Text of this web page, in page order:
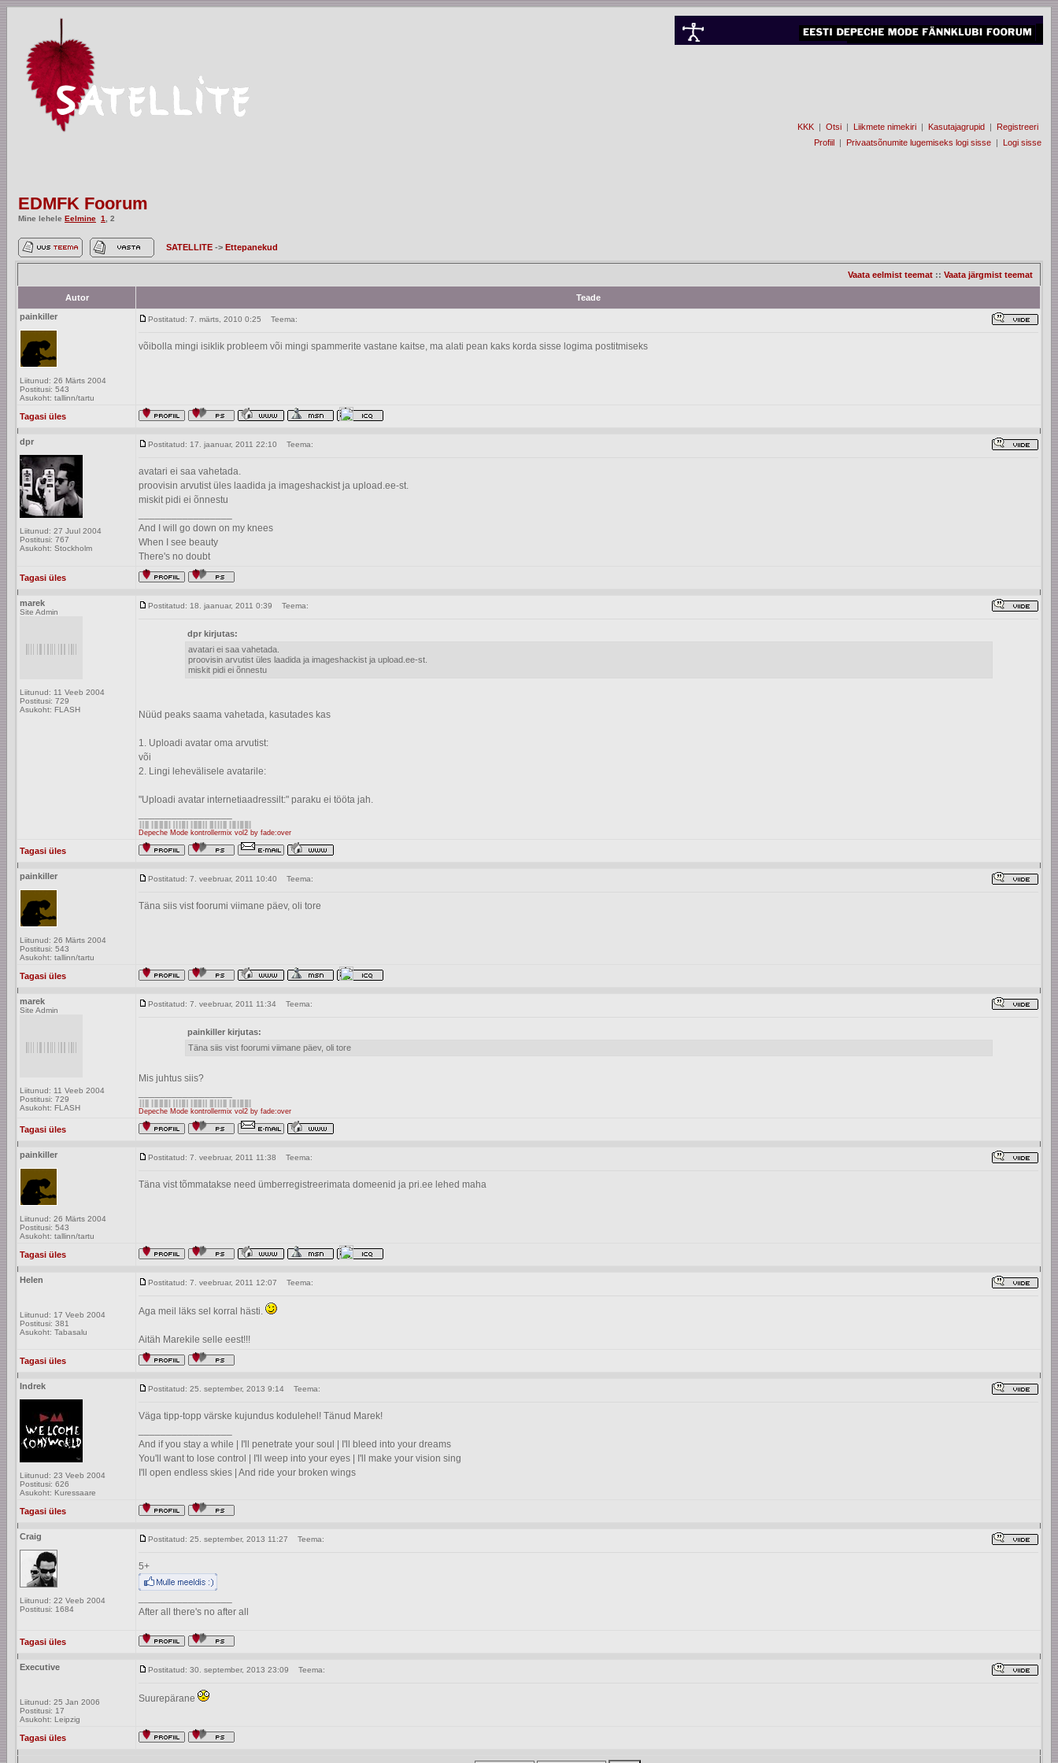
KKK | Otsi | Liikmete nimekiri | Kasutajagrupid | Registreeri
Profiil | Privaatsõnumite lugemiseks logi sisse | Logi sisse
EDMFK Foorum
Mine lehele Eelmine 1 2
SATELLITE -> Ettepanekud
Vaata eelmist teemat :: Vaata järgmist teemat
Autor
Teade
painkiller
Liitunud: 26 Märts 2004
Postitusi: 543
Asukoht: tallinn/tartu
Postitatud: 7. märts, 2010 0:25 Teema:
võibolla mingi isiklik probleem või mingi spammerite vastane kaitse, ma alati pean kaks korda sisse logima postitmiseks
Tagasi üles
dpr
Liitunud: 27 Juul 2004
Postitusi: 767
Asukoht: Stockholm
Postitatud: 17. jaanuar, 2011 22:10 Teema:
avatari ei saa vahetada.
proovisin arvutist üles laadida ja imageshackist ja upload.ee-st.
miskit pidi ei õnnestu
And I will go down on my knees
When I see beauty
There's no doubt
Tagasi üles
marek
Site Admin
Liitunud: 11 Veeb 2004
Postitusi: 729
Asukoht: FLASH
Postitatud: 18. jaanuar, 2011 0:39 Teema:
dpr kirjutas:
avatari ei saa vahetada.
proovisin arvutist üles laadida ja imageshackist ja upload.ee-st.
miskit pidi ei õnnestu
Nüüd peaks saama vahetada, kasutades kas
1. Uploadi avatar oma arvutist:
või
2. Lingi lehevälisele avatarile:
"Uploadi avatar internetiaadressilt:" paraku ei tööta jah.
Depeche Mode kontrollermix vol2 by fade:over
Tagasi üles
painkiller
Liitunud: 26 Märts 2004
Postitusi: 543
Asukoht: tallinn/tartu
Postitatud: 7. veebruar, 2011 10:40 Teema:
Täna siis vist foorumi viimane päev, oli tore
Tagasi üles
marek
Site Admin
Liitunud: 11 Veeb 2004
Postitusi: 729
Asukoht: FLASH
Postitatud: 7. veebruar, 2011 11:34 Teema:
painkiller kirjutas:
Täna siis vist foorumi viimane päev, oli tore
Mis juhtus siis?
Depeche Mode kontrollermix vol2 by fade:over
Tagasi üles
painkiller
Liitunud: 26 Märts 2004
Postitusi: 543
Asukoht: tallinn/tartu
Postitatud: 7. veebruar, 2011 11:38 Teema:
Täna vist tõmmatakse need ümberregistreerimata domeenid ja pri.ee lehed maha
Tagasi üles
Helen
Liitunud: 17 Veeb 2004
Postitusi: 381
Asukoht: Tabasalu
Postitatud: 7. veebruar, 2011 12:07 Teema:
Aga meil läks sel korral hästi.
Aitäh Marekile selle eest!!!
Tagasi üles
Indrek
Liitunud: 23 Veeb 2004
Postitusi: 626
Asukoht: Kuressaare
Postitatud: 25. september, 2013 9:14 Teema:
Väga tipp-topp värske kujundus kodulehel! Tänud Marek!
And if you stay a while | I'll penetrate your soul | I'll bleed into your dreams
You'll want to lose control | I'll weep into your eyes | I'll make your vision sing
I'll open endless skies | And ride your broken wings
Tagasi üles
Craig
Liitunud: 22 Veeb 2004
Postitusi: 1684
Postitatud: 25. september, 2013 11:27 Teema:
5+
After all there's no after all
Tagasi üles
Executive
Liitunud: 25 Jan 2006
Postitusi: 17
Asukoht: Leipzig
Postitatud: 30. september, 2013 23:09 Teema:
Suurepärane
Tagasi üles